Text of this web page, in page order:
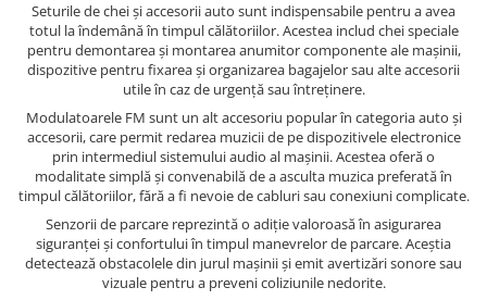
Seturile de chei și accesorii auto sunt indispensabile pentru a avea
totul la îndemână în timpul călătoriilor. Acestea includ chei speciale
pentru demontarea și montarea anumitor componente ale mașinii,
dispozitive pentru fixarea și organizarea bagajelor sau alte accesorii
utile în caz de urgență sau întreținere.
Modulatoarele FM sunt un alt accesoriu popular în categoria auto și
accesorii, care permit redarea muzicii de pe dispozitivele electronice
prin intermediul sistemului audio al mașinii. Acestea oferă o
modalitate simplă și convenabilă de a asculta muzica preferată în
timpul călătoriilor, fără a fi nevoie de cabluri sau conexiuni complicate.
Senzorii de parcare reprezintă o adiție valoroasă în asigurarea
siguranței și confortului în timpul manevrelor de parcare. Aceștia
detectează obstacolele din jurul mașinii și emit avertizări sonore sau
vizuale pentru a preveni coliziunile nedorite.